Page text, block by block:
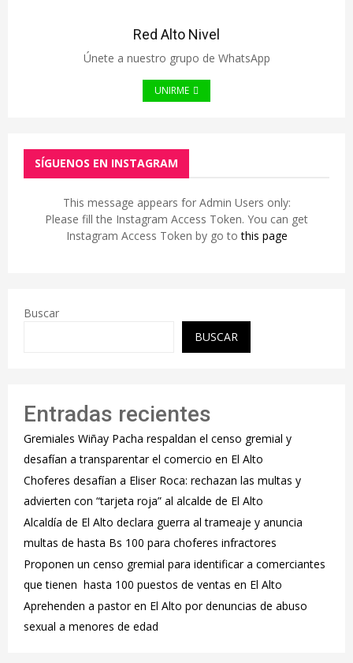
Red Alto Nivel
Únete a nuestro grupo de WhatsApp
UNIRME
SÍGUENOS EN INSTAGRAM
This message appears for Admin Users only:
Please fill the Instagram Access Token. You can get
Instagram Access Token by go tothis page
Buscar
BUSCAR
Entradas recientes
Gremiales Wiñay Pacha respaldan el censo gremial y
desafían a transparentar el comercio en El Alto
Choferes desafían a Eliser Roca: rechazan las multas y
advierten con “tarjeta roja” al alcalde de El Alto
‎Alcaldía de El Alto declara guerra al trameaje y anuncia
multas de hasta Bs 100 para choferes infractores
Proponen un censo gremial para identificar a comerciantes
que tienen hasta 100 puestos de ventas en El Alto
Aprehenden a pastor en El Alto por denuncias de abuso
sexual a menores de edad